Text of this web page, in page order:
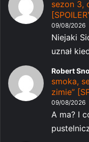
sezon 3,
09/08/2026
Niejaki
uznał
Robert
smoka,
zimie”
09/08/2026
A ma? I